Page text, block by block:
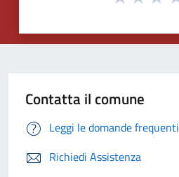
Contatta il comune
Leggi le domande frequenti
Richiedi Assistenza